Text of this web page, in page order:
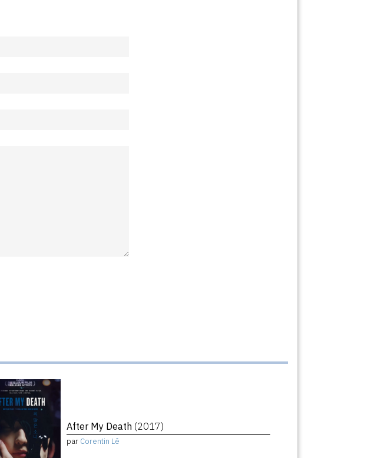
After My Death (2017)
par Corentin Lê